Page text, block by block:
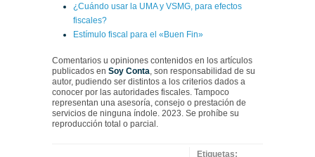
¿Cuándo usar la UMA y VSMG, para efectos
fiscales?
Estímulo fiscal para el «Buen Fin»
Comentarios u opiniones contenidos en los artículos
publicados en Soy Conta , son responsabilidad de su
autor, pudiendo ser distintos a los criterios dados a
conocer por las autoridades fiscales. Tampoco
representan una asesoría, consejo o prestación de
servicios de ninguna índole. 2023. Se prohíbe su
reproducción total o parcial.
Etiquetas: